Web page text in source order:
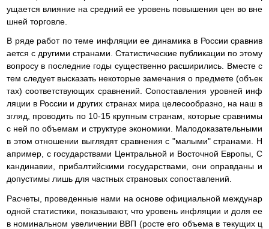
ущается влияние на средний ее уровень повышения цен во вне
шней торговле.
В ряде работ по теме инфляции ее динамика в России сравнив
ается с другими странами. Статистические публикации по этому
вопросу в последние годы существенно расширились. Вместе с
тем следует высказать некоторые замечания о предмете (объек
тах) соответствующих сравнений. Сопоставления уровней инф
ляции в России и других странах мира целесообразно, на наш в
згляд, проводить по 10-15 крупным странам, которые сравнимы
с ней по объемам и структуре экономики. Малодоказательными
в этом отношении выглядят сравнения с "малыми" странами. Н
апример, с государствами Центральной и Восточной Европы, С
кандинавии, прибалтийскими государствами, они оправданы и
допустимы лишь для частных страновых сопоставлений.
Расчеты, проведенные нами на основе официальной междунар
одной статистики, показывают, что уровень инфляции и доля ее
в номинальном увеличении ВВП (росте его объема в текущих ц